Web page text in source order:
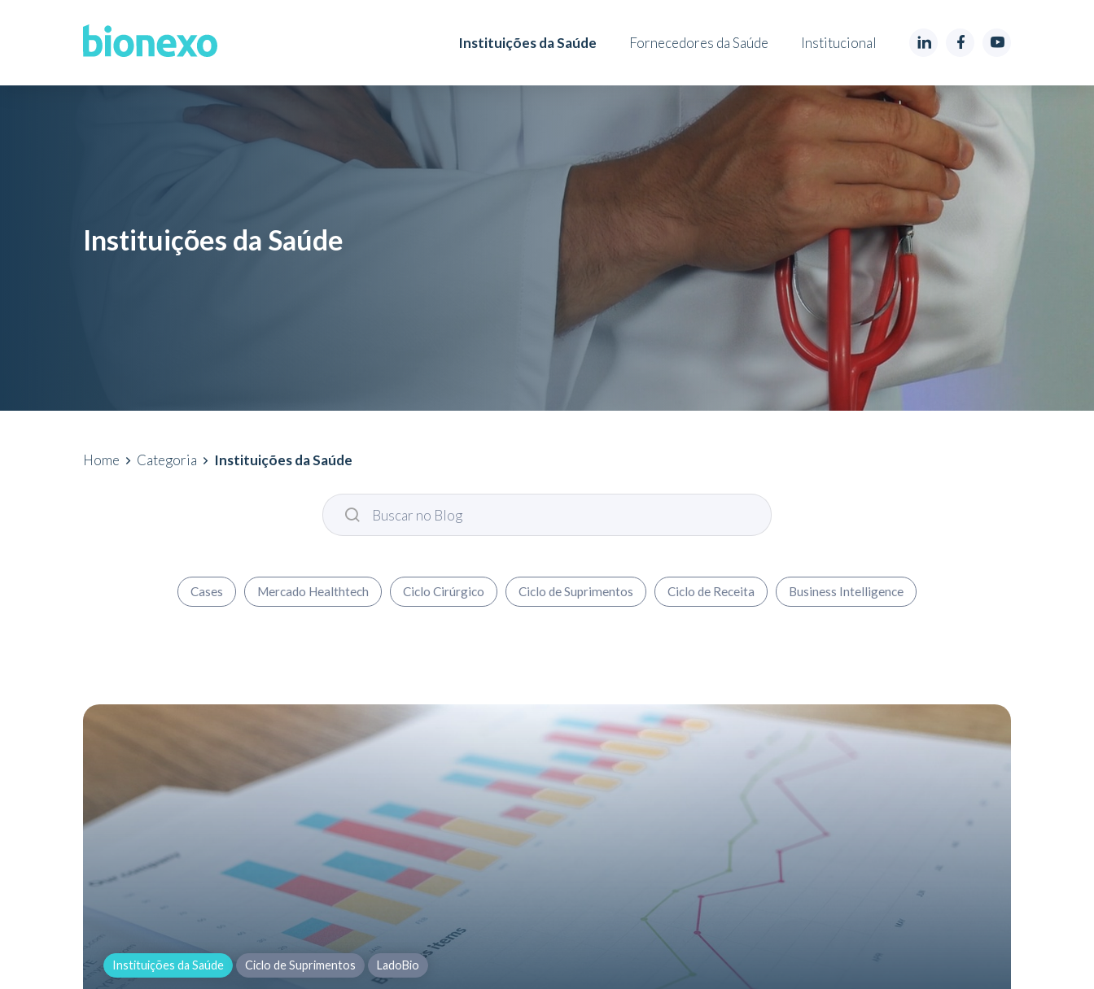
Instituições da Saúde Fornecedores da Saúde Institucional
Instituições da Saúde
Home Categoria Instituições da Saúde
Cases Mercado Healthtech Ciclo Cirúrgico Ciclo de Suprimentos Ciclo de Receita Business Intelligence
Instituições da Saúde Ciclo de Suprimentos LadoBio